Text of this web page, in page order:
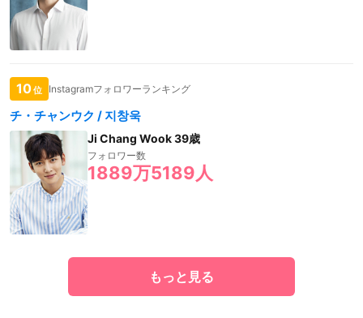
10位 Instagramフォロワーランキング
チ・チャンウク / 지창욱
Ji Chang Wook 39歳
フォロワー数
1889万5189人
もっと見る